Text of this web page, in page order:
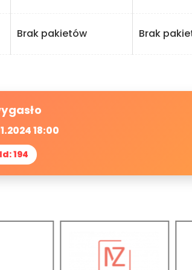
Brak pakietów Brak
18:00
194